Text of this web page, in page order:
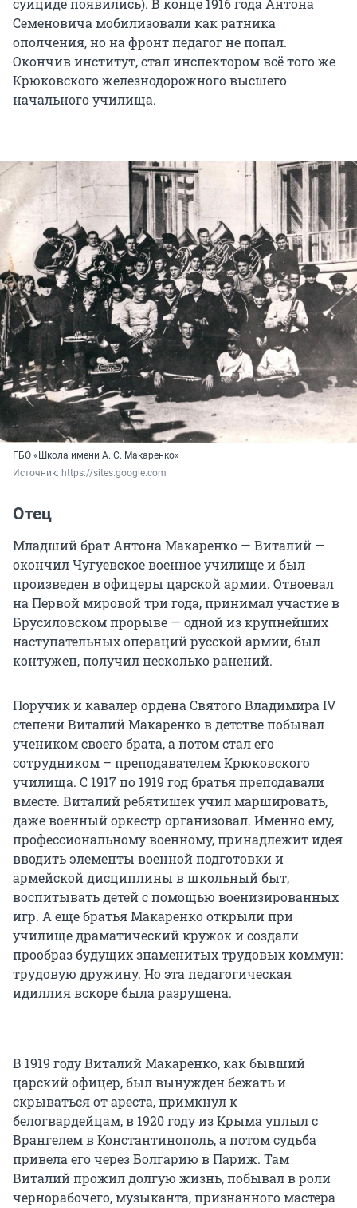
суициде появились). В конце 1916 года Антона
Семеновича мобилизовали как ратника
ополчения, но на фронт педагог не попал.
Окончив институт, стал инспектором всё того же
Крюковского железнодорожного высшего
начального училища.
ГБО «Школа имени А. С. Макаренко»
Источник: https://sites.google.com
Отец
Младший брат Антона Макаренко — Виталий —
окончил Чугуевское военное училище и был
произведен в офицеры царской армии. Отвоевал
на Первой мировой три года, принимал участие в
Брусиловском прорыве — одной из крупнейших
наступательных операций русской армии, был
контужен, получил несколько ранений.
Поручик и кавалер ордена Святого Владимира IV
степени Виталий Макаренко в детстве побывал
учеником своего брата, а потом стал его
сотрудником – преподавателем Крюковского
училища. С 1917 по 1919 год братья преподавали
вместе. Виталий ребятишек учил маршировать,
даже военный оркестр организовал. Именно ему,
профессиональному военному, принадлежит идея
вводить элементы военной подготовки и
армейской дисциплины в школьный быт,
воспитывать детей с помощью военизированных
игр. А еще братья Макаренко открыли при
училище драматический кружок и создали
прообраз будущих знаменитых трудовых коммун:
трудовую дружину. Но эта педагогическая
идиллия вскоре была разрушена.
В 1919 году Виталий Макаренко, как бывший
царский офицер, был вынужден бежать и
скрываться от ареста, примкнул к
белогвардейцам, в 1920 году из Крыма уплыл с
Врангелем в Константинополь, а потом судьба
привела его через Болгарию в Париж. Там
Виталий прожил долгую жизнь, побывал в роли
чернорабочего, музыканта, признанного мастера